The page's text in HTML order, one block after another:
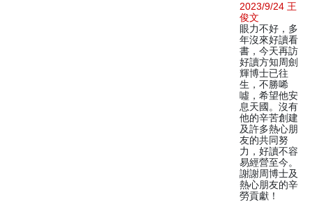
2023/9/24 王
俊文
眼力不好，多
年沒來好讀看
書，今天再訪
好讀方知周劍
輝博士已往
生，不勝唏
噓，希望他安
息天國。沒有
他的辛苦創建
及許多熱心朋
友的共同努
力，好讀不容
易經營至今。
謝謝周博士及
熱心朋友的辛
勞貢獻！